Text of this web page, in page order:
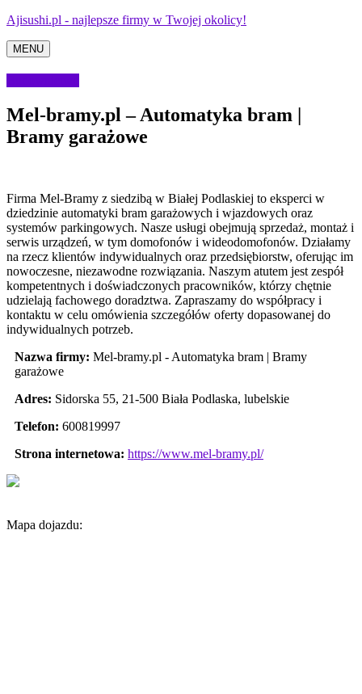
Ajisushi.pl - najlepsze firmy w Twojej okolicy!
MENU
Mel-bramy.pl – Automatyka bram |
Bramy garażowe
Firma Mel-Bramy z siedzibą w Białej Podlaskiej to eksperci w
dziedzinie automatyki bram garażowych i wjazdowych oraz
systemów parkingowych. Nasze usługi obejmują sprzedaż, montaż i
serwis urządzeń, w tym domofonów i wideodomofonów. Działamy
na rzecz klientów indywidualnych oraz przedsiębiorstw, oferując im
nowoczesne, niezawodne rozwiązania. Naszym atutem jest zespół
kompetentnych i doświadczonych pracowników, którzy chętnie
udzielają fachowego doradztwa. Zapraszamy do współpracy i
kontaktu w celu omówienia szczegółów oferty dopasowanej do
indywidualnych potrzeb.
Nazwa firmy: Mel-bramy.pl - Automatyka bram | Bramy
garażowe
Adres: Sidorska 55, 21-500 Biała Podlaska, lubelskie
Telefon: 600819997
Strona internetowa: https://www.mel-bramy.pl/
Mapa dojazdu: